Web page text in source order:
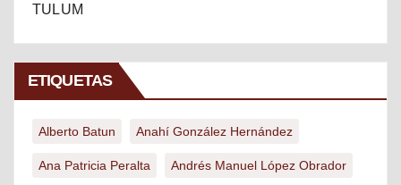
TULUM
ETIQUETAS
Alberto Batun Anahí González Hernández
Ana Patricia Peralta Andrés Manuel López Obrador